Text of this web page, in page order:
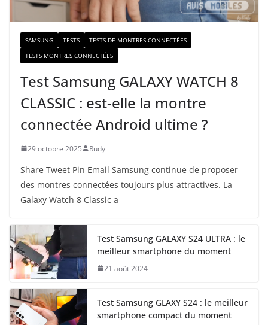
SAMSUNG TESTS
TESTS DE MONTRES CONNECTÉES
TESTS MONTRES CONNECTÉES
Test Samsung GALAXY WATCH 8
CLASSIC : est-elle la montre
connectée Android ultime ?
29 octobre 2025 Rudy
Share Tweet Pin Email Samsung continue de proposer
des montres connectées toujours plus attractives. La
Galaxy Watch 8 Classic a
Test Samsung GALAXY S24 ULTRA : le
meilleur smartphone du moment
21 août 2024
Test Samsung GLAXY S24 : le meilleur
smartphone compact du moment